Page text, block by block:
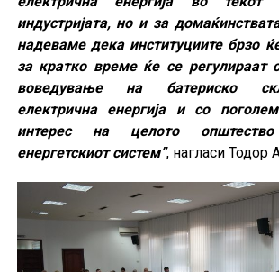
индустријата, но и за
надеваме дека институциите брзо
за кратко време ќе се регулираат
воведување на батериско
електрична енергија и со
интерес на целото
енергетскиот систем”, нагласи Тодор